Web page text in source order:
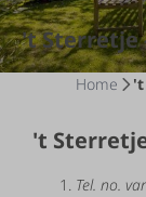
't Sterretje
Home 't
't
Tel. no.